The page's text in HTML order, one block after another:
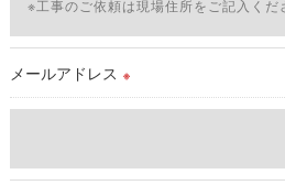
続を定めさせて頂いております。
ご本人である事を確認のうえ、対応
個人情報の開示･訂正･削除・利用停
しては、お電話でお問合せ下さい。v
メールアドレス ※